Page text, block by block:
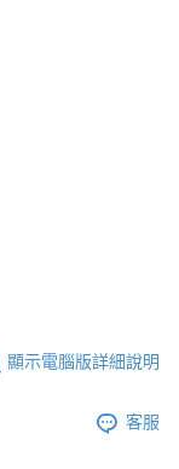
顯示電腦版詳細說明
客服